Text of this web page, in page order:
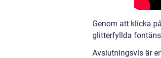
Genom att klicka
glitterfyllda
Avslutningsvis är